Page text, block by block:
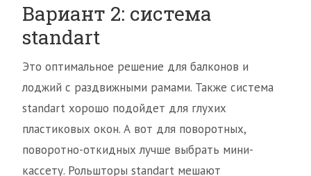
Вариант 2: система
standart
Это оптимальное решение для балконов и
лоджий с раздвижными рамами. Также система
standart хорошо подойдет для глухих
пластиковых окон. А вот для поворотных,
поворотно-откидных лучше выбрать мини-
кассету. Рольшторы standart мешают